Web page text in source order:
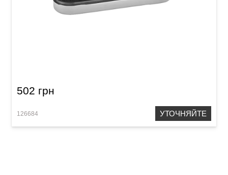
502 грн
126684 УТОЧНЯЙТЕ